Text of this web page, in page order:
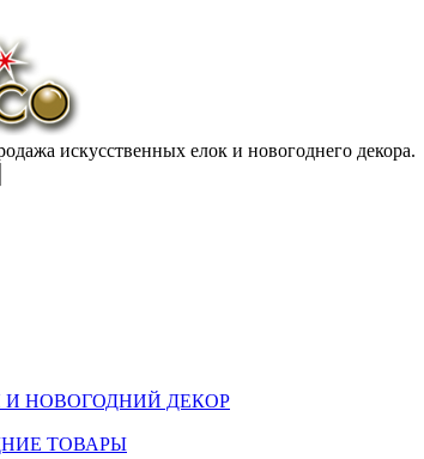
искусственных елок и новогоднего декора.
НОВОГОДНИЙ ДЕКОР
ТОВАРЫ